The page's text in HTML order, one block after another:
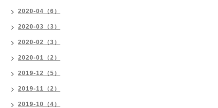
2020-04（6）
2020-03（3）
2020-02（3）
2020-01（2）
2019-12（5）
2019-11（2）
2019-10（4）